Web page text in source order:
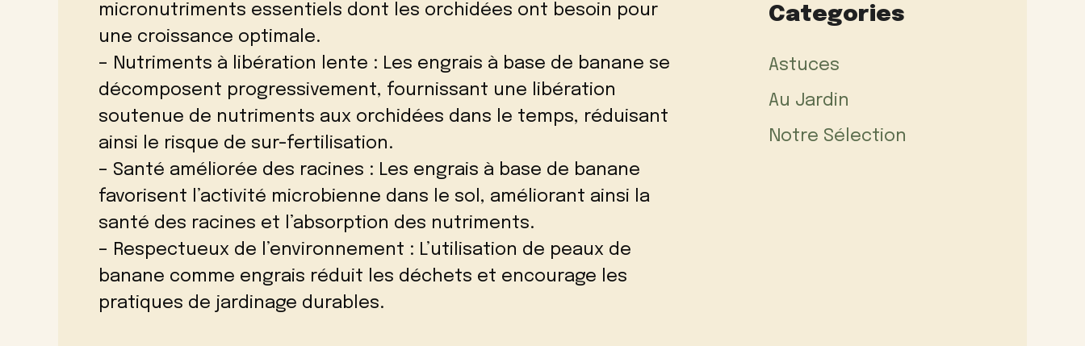
micronutriments essentiels dont les orchidées ont besoin pour
une croissance optimale.
– Nutriments à libération lente : Les engrais à base de banane se
décomposent progressivement, fournissant une libération
soutenue de nutriments aux orchidées dans le temps, réduisant
ainsi le risque de sur-fertilisation.
– Santé améliorée des racines : Les engrais à base de banane
favorisent l’activité microbienne dans le sol, améliorant ainsi la
santé des racines et l’absorption des nutriments.
– Respectueux de l’environnement : L’utilisation de peaux de
banane comme engrais réduit les déchets et encourage les
pratiques de jardinage durables.
Categories
Astuces
Au Jardin
Notre Sélection